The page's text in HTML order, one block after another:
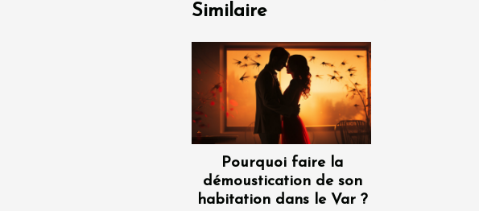
Similaire
Pourquoi faire la
démoustication de son
habitation dans le Var ?